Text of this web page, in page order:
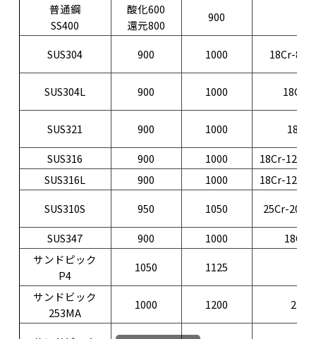
普通鋼
SS400
酸化600
還元800
900
SUS304 900 1000 18Cr-
SUS304L 900 1000 18Cr-
SUS321 900 1000
SUS316
900 1000
18Cr-12Ni-
SUS316L
900 1000
18Cr-12Ni-
SUS310S
950 1050
25Cr-
SUS347
900 1000
18Cr-
サンドピック
P4
1050 1125
サンドビック
253MA
1000 1200